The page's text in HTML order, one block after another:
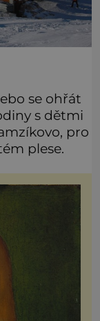
se ohřát
s dětmi
pro
plese.